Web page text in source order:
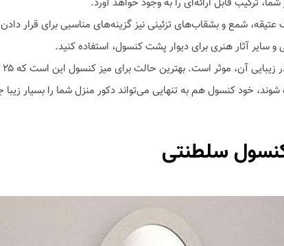
شمع و بشقاب‌های تزئینی نیز گزینه‌های مناسبی برای قرار
و سایر آثار هنری برای دیوار پشت کنسول، استفاده کنید.
موثر است. بهترین حالت برای میز کنسول این است که ۲۵ تا ۵۰ درصد آن، خالی باشد.
شوند، خود کنسول هم به تنهایی می‌تواند دکور منزل شما را بسیار
سلطنتی